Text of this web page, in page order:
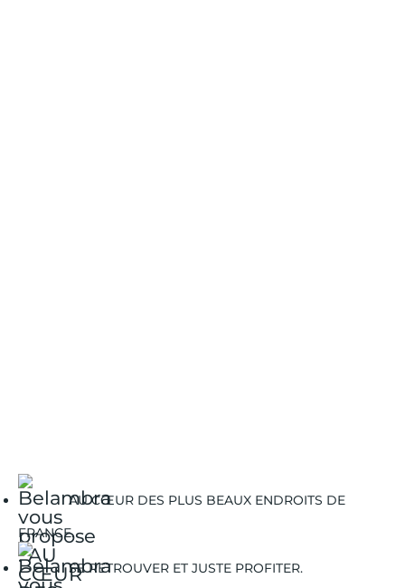
AU CŒUR DES PLUS BEAUX ENDROITS DE
FRANCE.
SE RETROUVER ET JUSTE PROFITER.